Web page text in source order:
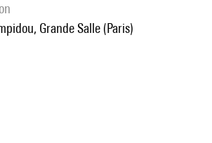
Grande Salle (Paris)